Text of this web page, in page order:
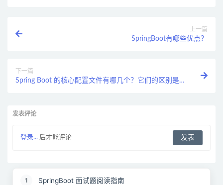
上一篇
SpringBoot有哪些优点？
下一篇
Spring Boot 的核心配置文件有哪几个？它们的区别是
发表评论
登录... 后才能评论
1 SpringBoot 面试题阅读指南